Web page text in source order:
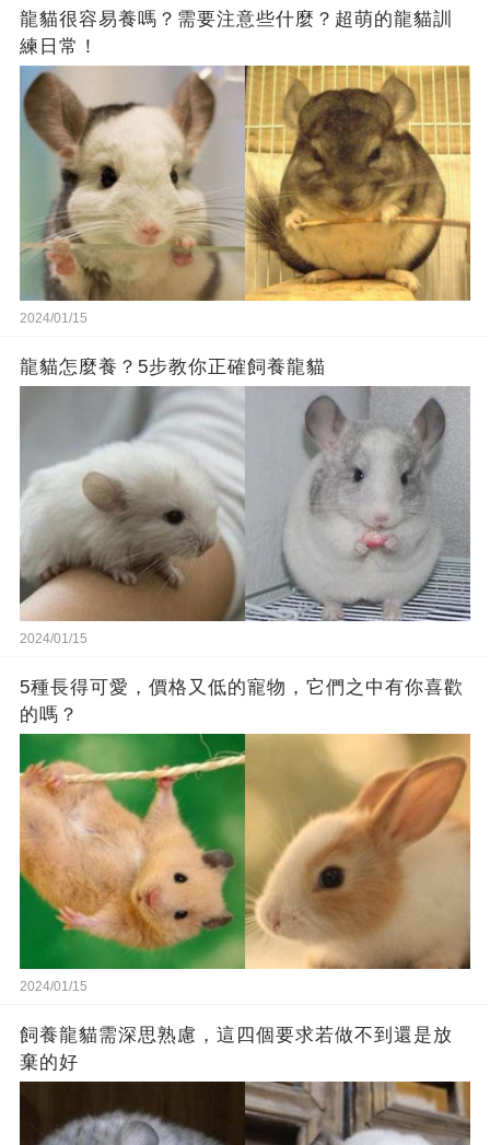
龍貓很容易養嗎？需要注意些什麼？超萌的龍貓訓
練日常！
2024/01/15
龍貓怎麼養？5步教你正確飼養龍貓
2024/01/15
5種長得可愛，價格又低的寵物，它們之中有你喜歡
的嗎？
2024/01/15
飼養龍貓需深思熟慮，這四個要求若做不到還是放
棄的好